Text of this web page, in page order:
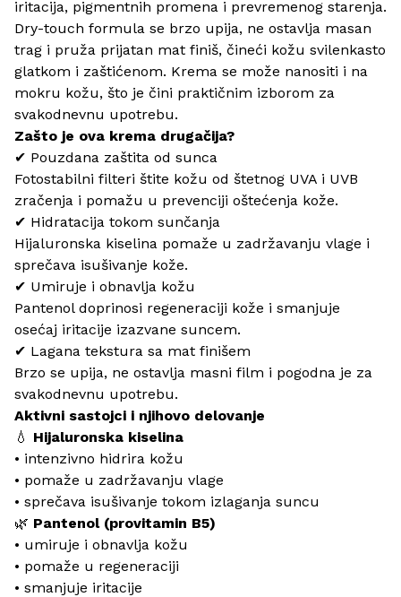
iritacija, pigmentnih promena i prevremenog starenja.
Dry-touch formula se brzo upija, ne ostavlja masan
trag i pruža prijatan mat finiš, čineći kožu svilenkasto
glatkom i zaštićenom. Krema se može nanositi i na
mokru kožu, što je čini praktičnim izborom za
svakodnevnu upotrebu.
Zašto je ova krema drugačija?
✔ Pouzdana zaštita od sunca
Fotostabilni filteri štite kožu od štetnog UVA i UVB
zračenja i pomažu u prevenciji oštećenja kože.
✔ Hidratacija tokom sunčanja
Hijaluronska kiselina pomaže u zadržavanju vlage i
sprečava isušivanje kože.
✔ Umiruje i obnavlja kožu
Pantenol doprinosi regeneraciji kože i smanjuje
osećaj iritacije izazvane suncem.
✔ Lagana tekstura sa mat finišem
Brzo se upija, ne ostavlja masni film i pogodna je za
svakodnevnu upotrebu.
Aktivni sastojci i njihovo delovanje
💧 Hijaluronska kiselina
• intenzivno hidrira kožu
• pomaže u zadržavanju vlage
• sprečava isušivanje tokom izlaganja suncu
🌿 Pantenol (provitamin B5)
• umiruje i obnavlja kožu
• pomaže u regeneraciji
• smanjuje iritacije